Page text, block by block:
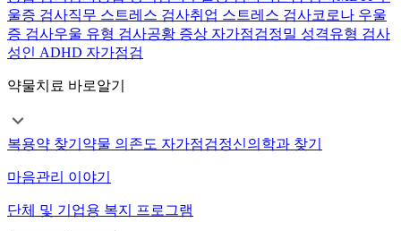
울증 검사직무 스트레스 검사취업 스트레스 검사코로나 우울
증 검사우울 유형 검사공황 증상 자가점검정밀 성격유형 검사
성인 ADHD 자가점검
약물치료 바로알기
복용약 찾기 약물 의존도 자가점검정신의학과 찾기
마음관리 이야기
단체 및 기업용 복지 프로그램